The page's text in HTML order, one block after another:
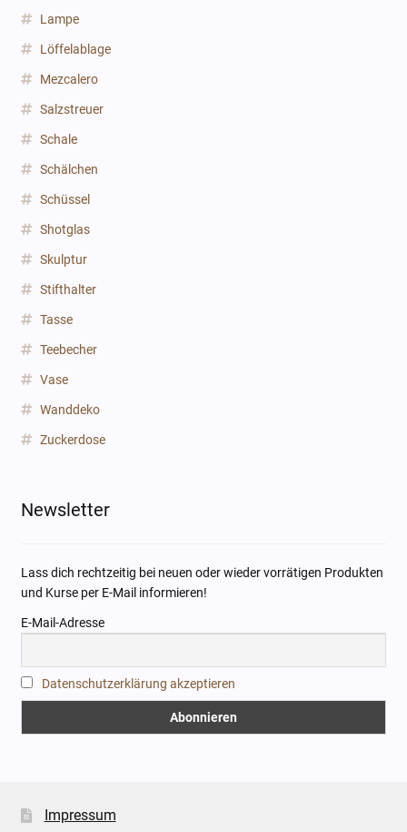
Lampe
Löffelablage
Mezcalero
Salzstreuer
Schale
Schälchen
Schüssel
Shotglas
Skulptur
Stifthalter
Tasse
Teebecher
Vase
Wanddeko
Zuckerdose
Newsletter
Lass dich rechtzeitig bei neuen oder wieder vorrätigen Produkten
und Kurse per E-Mail informieren!
E-Mail-Adresse
Datenschutzerklärung akzeptieren
Impressum